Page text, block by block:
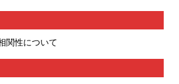
関性について